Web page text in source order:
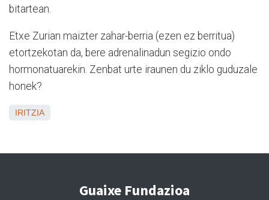
bitartean.
Etxe Zurian maizter zahar-berria (ezen ez berritua)
etortzekotan da, bere adrenalinadun segizio ondo
hormonatuarekin. Zenbat urte iraunen du ziklo guduzale
honek?
IRITZIA
Guaixe Fundazioa